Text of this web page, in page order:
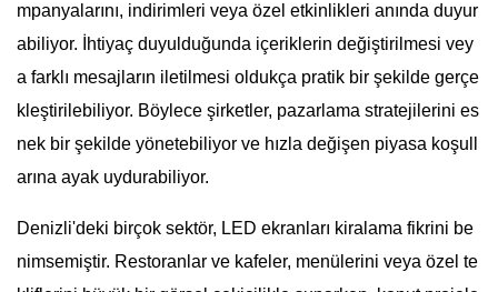
mpanyalarını, indirimleri veya özel etkinlikleri anında duyur
abiliyor. İhtiyaç duyulduğunda içeriklerin değiştirilmesi vey
a farklı mesajların iletilmesi oldukça pratik bir şekilde gerçe
kleştirilebiliyor. Böylece şirketler, pazarlama stratejilerini es
nek bir şekilde yönetebiliyor ve hızla değişen piyasa koşull
arına ayak uydurabiliyor.
Denizli'deki birçok sektör, LED ekranları kiralama fikrini be
nimsemiştir. Restoranlar ve kafeler, menülerini veya özel te